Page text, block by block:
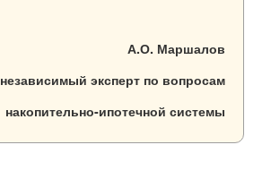
А.О. Маршалов
независимый эксперт по вопросам
накопительно-ипотечной системы